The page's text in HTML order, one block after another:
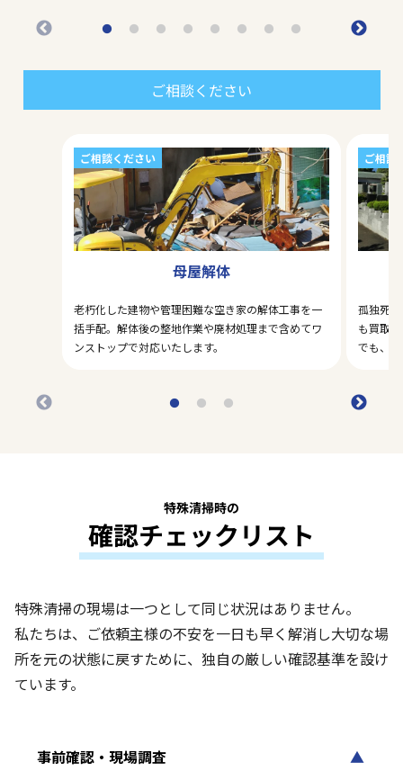
ご相談ください
ご相談ください
母屋解体
老朽化した建物や管理困難な空き家の解体工事を一
括手配。解体後の整地作業や廃材処理まで含めてワ
ンストップで対応いたします。
ご相談
孤独死
も買取
でも、
特殊清掃時の
確認チェックリスト
特殊清掃の現場は一つとして同じ状況はありません。
私たちは、ご依頼主様の不安を一日も早く解消し大切な場
所を元の状態に戻すために、独自の厳しい確認基準を設け
ています。
事前確認・現場調査 ▲